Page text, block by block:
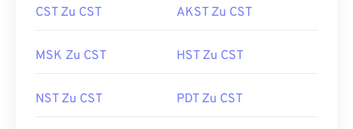
CST Zu CST AKST Zu CST
MSK Zu CST HST Zu CST
NST Zu CST PDT Zu CST